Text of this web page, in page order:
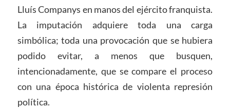
Lluís Companys en manos del ejército franquista.
La imputación adquiere toda una carga
simbólica; toda una provocación que se hubiera
podido evitar, a menos que busquen,
intencionadamente, que se compare el proceso
con una época histórica de violenta represión
política.